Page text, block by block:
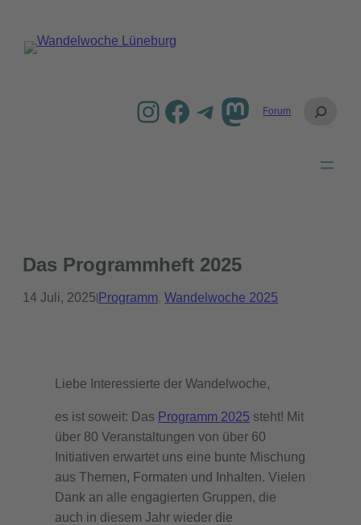
springen
Instagram Facebook Telegram Mastodon Forum
Das Programmheft 2025
14 Juli, 2025| Programm, Wandelwoche 2025
Liebe Interessierte der Wandelwoche,
es ist soweit: Das Programm 2025 steht! Mit
über 80 Veranstaltungen von über 60
Initiativen erwartet uns eine bunte Mischung
aus Themen, Formaten und Inhalten. Vielen
Dank an alle engagierten Gruppen, die
auch in diesem Jahr wieder die